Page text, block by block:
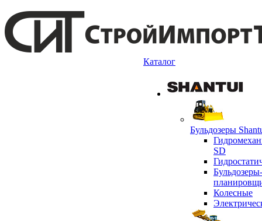
Каталог
Бульдозеры
SD
Бульдозеры-
Колесные